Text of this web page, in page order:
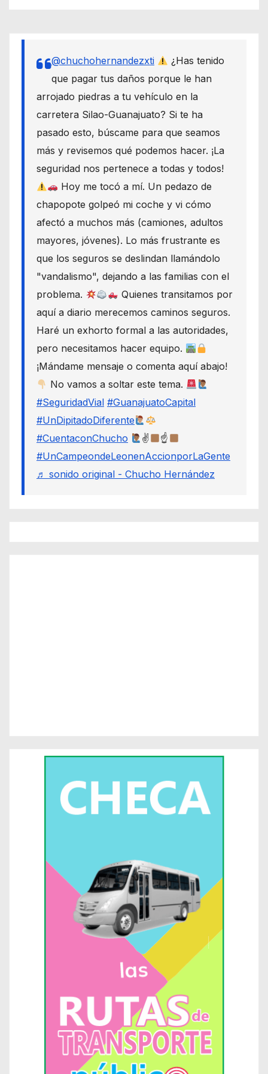
@chuchohernandezxti
¿Has tenido
que pagar tus daños porque le han
arrojado piedras a tu vehículo en la
carretera Silao-Guanajuato? Si te ha
pasado esto, búscame para que seamos
más y revisemos qué podemos hacer. ¡La
seguridad nos pertenece a todas y todos!
Hoy me tocó a mí. Un pedazo de
chapopote golpeó mi coche y vi cómo
afectó a muchos más (camiones, adultos
mayores, jóvenes). Lo más frustrante es
que los seguros se deslindan llamándolo
"vandalismo", dejando a las familias con el
problema.
Quienes transitamos por
aquí a diario merecemos caminos seguros.
Haré un exhorto formal a las autoridades,
pero necesitamos hacer equipo.
¡Mándame mensaje o comenta aquí abajo!
No vamos a soltar este tema.
#SeguridadVial #GuanajuatoCapital
#UnDipitadoDiferente
#CuentaconChucho
✌
☝
#UnCampeondeLeonenAccionporLaGente
♬ sonido original - Chucho Hernández